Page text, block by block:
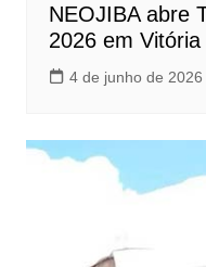
NEOJIBA abre
2026 em
4 de junho de 2026